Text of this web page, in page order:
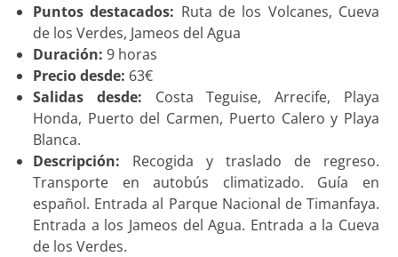
Puntos destacados: Ruta de los Volcanes, Cueva
de los Verdes, Jameos del Agua
Duración: 9 horas
Precio desde: 63€
Salidas desde: Costa Teguise, Arrecife, Playa
Honda, Puerto del Carmen, Puerto Calero y Playa
Blanca.
Descripción: Recogida y traslado de regreso.
Transporte en autobús climatizado. Guía en
español. Entrada al Parque Nacional de Timanfaya.
Entrada a los Jameos del Agua. Entrada a la Cueva
de los Verdes.